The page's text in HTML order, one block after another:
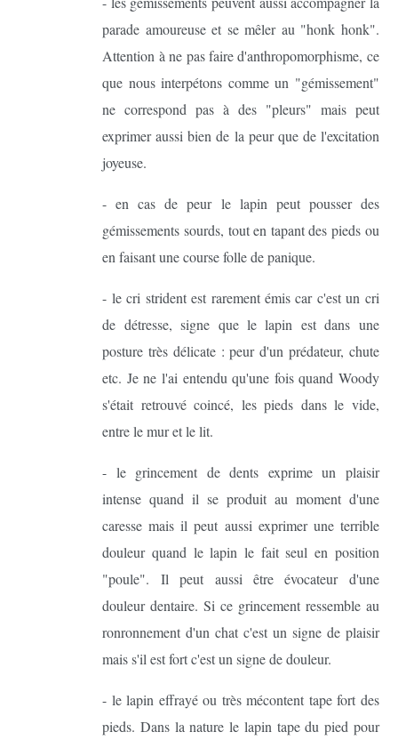
parade amoureuse et se mêler au "honk honk".
Attention à ne pas faire d'anthropomorphisme, ce
que nous interpétons comme un "gémissement"
ne correspond pas à des "pleurs" mais peut
exprimer aussi bien de la peur que de l'excitation
joyeuse.
- en cas de peur le lapin peut pousser des
gémissements sourds, tout en tapant des pieds ou
en faisant une course folle de panique.
- le cri strident est rarement émis car c'est un cri
de détresse, signe que le lapin est dans une
posture très délicate : peur d'un prédateur, chute
etc. Je ne l'ai entendu qu'une fois quand Woody
s'était retrouvé coincé, les pieds dans le vide,
entre le mur et le lit.
- le grincement de dents exprime un plaisir
intense quand il se produit au moment d'une
caresse mais il peut aussi exprimer une terrible
douleur quand le lapin le fait seul en position
"poule". Il peut aussi être évocateur d'une
douleur dentaire. Si ce grincement ressemble au
ronronnement d'un chat c'est un signe de plaisir
mais s'il est fort c'est un signe de douleur.
- le lapin effrayé ou très mécontent tape fort des
pieds. Dans la nature le lapin tape du pied pour